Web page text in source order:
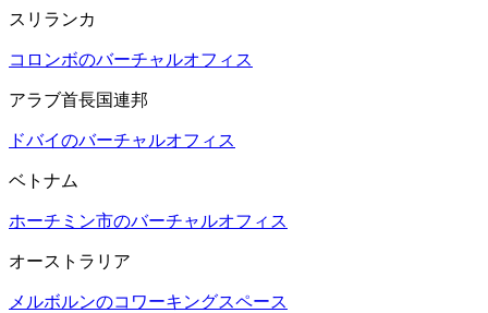
スリランカ
コロンボのバーチャルオフィス
アラブ首長国連邦
ドバイのバーチャルオフィス
ベトナム
ホーチミン市のバーチャルオフィス
オーストラリア
メルボルンのコワーキングスペース